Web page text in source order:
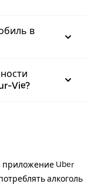
в
Vie?
приложение Uber
алкоголь